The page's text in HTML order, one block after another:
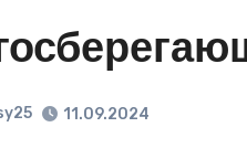
11.09.2024